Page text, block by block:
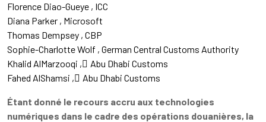
Florence Diao-Gueye ICC
Diana Parker Microsoft
Thomas Dempsey CBP
Sophie-Charlotte Wolf German Central Customs Authority
Khalid AlMarzooqi
ِAbu Dhabi Customs
Fahed AlShamsi
ِAbu Dhabi Customs
Étant donné le recours accru aux technologies
numériques dans le cadre des opérations douanières, la